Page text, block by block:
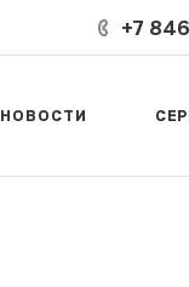
+7
НОВОСТИ